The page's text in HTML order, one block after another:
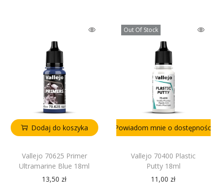
Dodaj do koszyka
Vallejo 70625 Primer
Ultramarine Blue 18ml
13,50 zł
Out Of Stock
Powiadom mnie o dostępności
Vallejo 70400 Plastic
Putty 18ml
11,00 zł